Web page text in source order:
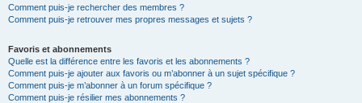
Comment puis-je rechercher des membres ?
Comment puis-je retrouver mes propres messages et sujets ?
Favoris et abonnements
Quelle est la différence entre les favoris et les abonnements ?
Comment puis-je ajouter aux favoris ou m’abonner à un sujet spécifique ?
Comment puis-je m’abonner à un forum spécifique ?
Comment puis-je résilier mes abonnements ?